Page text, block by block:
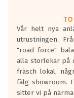
Vår helt nya
utrustningen.
"road force"
alla storlekar på
fräsch lokal,
fälg-showroom.
sitter vi på